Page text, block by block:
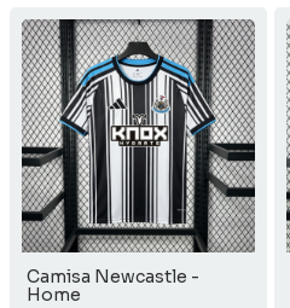
Camisa Newcastle -
Home